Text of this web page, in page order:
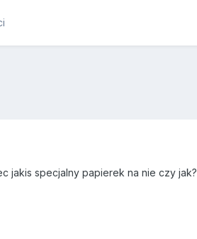
jakis specjalny papierek na nie czy jak?